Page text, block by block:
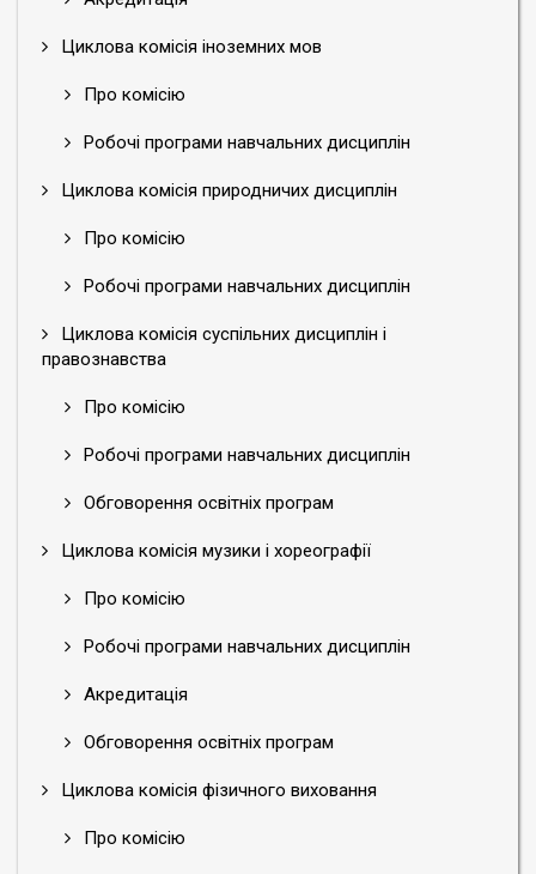
Циклова комісія іноземних мов
Про комісію
Робочі програми навчальних дисциплін
Циклова комісія природничих дисциплін
Про комісію
Робочі програми навчальних дисциплін
Циклова комісія суспільних дисциплін і
правознавства
Про комісію
Робочі програми навчальних дисциплін
Обговорення освітніх програм
Циклова комісія музики і хореографії
Про комісію
Робочі програми навчальних дисциплін
Акредитація
Обговорення освітніх програм
Циклова комісія фізичного виховання
Про комісію